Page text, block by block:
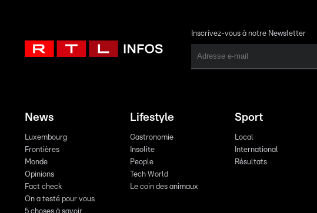
Inscrivez-vous à notre Newsletter
News
Luxembourg
Frontières
Monde
Opinions
Fact check
On a testé pour vous
Lifestyle
Gastronomie
Insolite
People
Tech World
Le coin des animaux
Sport
Local
International
Résultats